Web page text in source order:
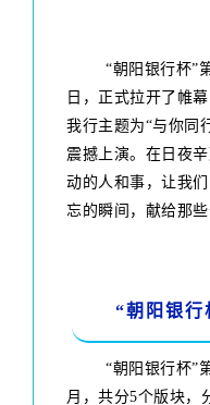
“朝阳银行杯”
日，正式拉开了帷
我行主题为“与你同
震撼上演。在日夜
动的人和事，让我
忘的瞬间，献给那些
“朝阳银行
“朝阳银行杯”
月，共分5个版块，